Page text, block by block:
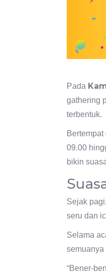
Pada
gathering
terbentuk.
Bertempat
09.00
bikin
Sejak
seru dan
Selama
semuanya
“Bener-